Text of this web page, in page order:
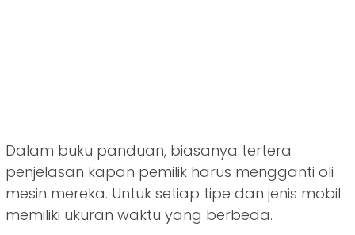
Dalam buku panduan, biasanya tertera
penjelasan kapan pemilik harus mengganti oli
mesin mereka. Untuk setiap tipe dan jenis mobil
memiliki ukuran waktu yang berbeda.